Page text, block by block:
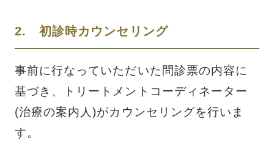
2. 初診時カウンセリング
事前に行なっていただいた問診票の内容に
基づき、トリートメントコーディネーター
(治療の案内人)がカウンセリングを行いま
す。